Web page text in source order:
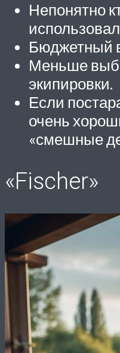
Непонятно
Бюджетный
Меньше
экипировки.
Если
очень
«смешные
«Fischer»